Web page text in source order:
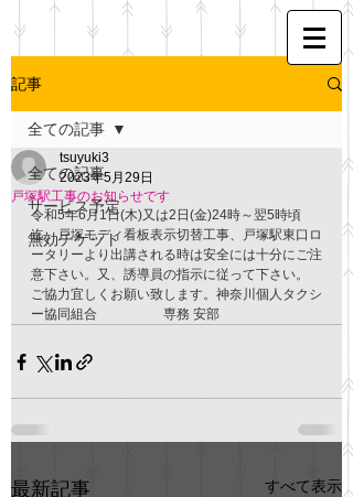
記事
全ての記事
サービス予定
無効チケット
全ての記事
戸塚駅工事のお知らせです
tsuyuki3
2023年5月29日
令和5年6月1日(木)又は2日(金)24時～翌5時頃
迄、戸塚モディ看板表示切替工事、戸塚駅東口ロ
ータリーより出講される時は安全には十分にご注
意下さい。又、誘導員の指示に従って下さい。
ご協力宜しくお願い致します。神奈川個人タクシ
ー協同組合　　　　　専務 安部
最新記事 すべて表示